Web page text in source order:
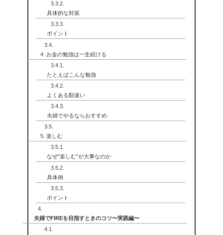
具体的な対策
ポイント
4. お金の勉強は一生続ける
たとえばこんな勉強
よくある勘違い
夫婦でやるならおすすめ
5. 楽しむ
なぜ“楽しむ”が大事なのか
具体例
ポイント
夫婦でFIREを目指すときのコツ〜実践編〜